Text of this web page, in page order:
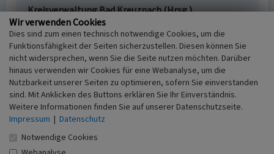
Kreisverwaltung Bad Kreuznach (Hrsg.)
(1991) Entdeckungsreisen im Landkreis Bad
Kreuznach: Historisch Sehenswertes. Bad
Kreuznach.
Evangelische Pauluskirche in Bad Kreuznach
Schlagwörter
Evangelische Kirche
Straße / Hausnummer
Wir verwenden Cookies
Dies sind zum einen technisch notwendige Cookies, um die
Funktionsfähigkeit der Seiten sicherzustellen. Diesen können Sie
nicht widersprechen, wenn Sie die Seite nutzen möchten. Darüber
hinaus verwenden wir Cookies für eine Webanalyse, um die
Nutzbarkeit unserer Seiten zu optimieren, sofern Sie einverstanden
sind. Mit Anklicken des Buttons erklären Sie Ihr Einverständnis.
Weitere Informationen finden Sie auf unserer Datenschutzseite.
Impressum | Datenschutz
Notwendige Cookies